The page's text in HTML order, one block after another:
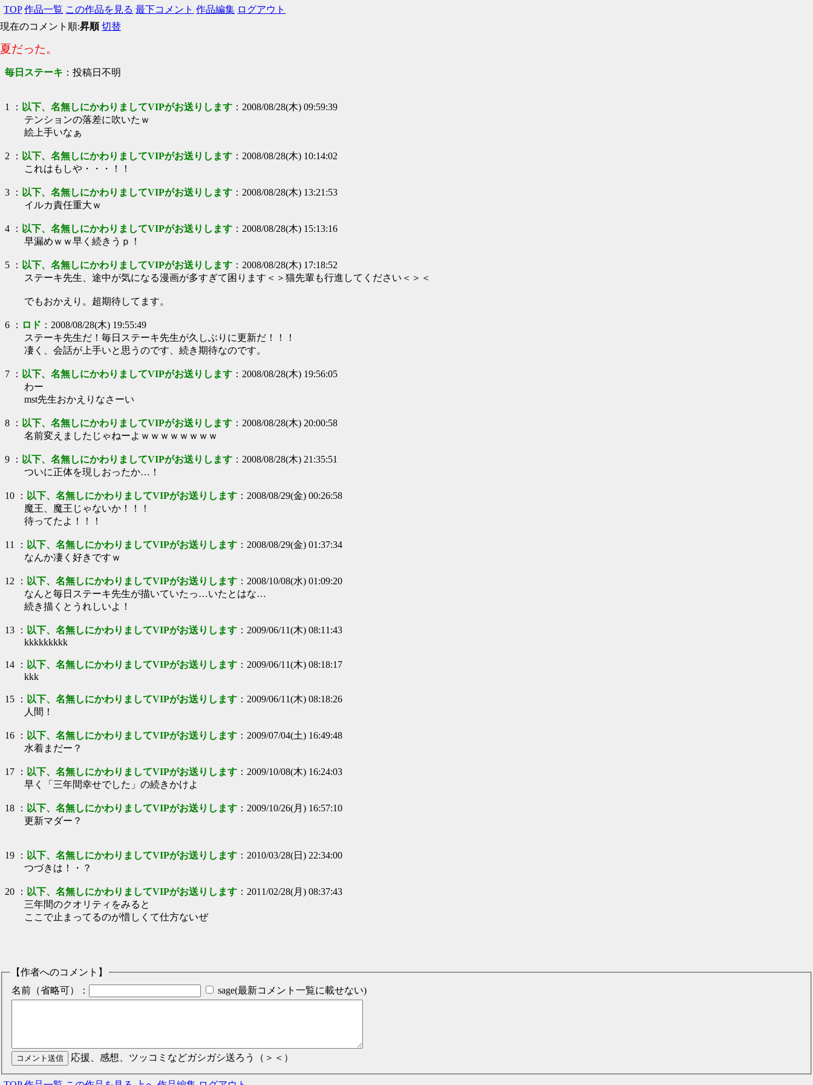
TOP 作品一覧 この作品を見る 最下コメント 作品編集 ログアウト
現在のコメント順:昇順 切替
夏だった。
毎日ステーキ ： 投稿日不明
1 ： 以下、名無しにかわりましてVIPがお送りします ： 2008/08/28(木) 09:59:39
テンションの落差に吹いたｗ
絵上手いなぁ
2 ： 以下、名無しにかわりましてVIPがお送りします ： 2008/08/28(木) 10:14:02
これはもしや・・・！！
3 ： 以下、名無しにかわりましてVIPがお送りします ： 2008/08/28(木) 13:21:53
イルカ責任重大ｗ
4 ： 以下、名無しにかわりましてVIPがお送りします ： 2008/08/28(木) 15:13:16
早漏めｗｗ早く続きうｐ！
5 ： 以下、名無しにかわりましてVIPがお送りします ： 2008/08/28(木) 17:18:52
ステーキ先生、途中が気になる漫画が多すぎて困ります＜＞猫先輩も行進してください＜＞＜
でもおかえり。超期待してます。
6 ： ロド ： 2008/08/28(木) 19:55:49
ステーキ先生だ！毎日ステーキ先生が久しぶりに更新だ！！！
凄く、会話が上手いと思うのです、続き期待なのです。
7 ： 以下、名無しにかわりましてVIPがお送りします ： 2008/08/28(木) 19:56:05
わー
mst先生おかえりなさーい
8 ： 以下、名無しにかわりましてVIPがお送りします ： 2008/08/28(木) 20:00:58
名前変えましたじゃねーよｗｗｗｗｗｗｗｗ
9 ： 以下、名無しにかわりましてVIPがお送りします ： 2008/08/28(木) 21:35:51
ついに正体を現しおったか…！
10 ： 以下、名無しにかわりましてVIPがお送りします ： 2008/08/29(金) 00:26:58
魔王、魔王じゃないか！！！
待ってたよ！！！
11 ： 以下、名無しにかわりましてVIPがお送りします ： 2008/08/29(金) 01:37:34
なんか凄く好きですｗ
12 ： 以下、名無しにかわりましてVIPがお送りします ： 2008/10/08(水) 01:09:20
なんと毎日ステーキ先生が描いていたっ…いたとはな…
続き描くとうれしいよ！
13 ： 以下、名無しにかわりましてVIPがお送りします ： 2009/06/11(木) 08:11:43
kkkkkkkkk
14 ： 以下、名無しにかわりましてVIPがお送りします ： 2009/06/11(木) 08:18:17
kkk
15 ： 以下、名無しにかわりましてVIPがお送りします ： 2009/06/11(木) 08:18:26
人間！
16 ： 以下、名無しにかわりましてVIPがお送りします ： 2009/07/04(土) 16:49:48
水着まだー？
17 ： 以下、名無しにかわりましてVIPがお送りします ： 2009/10/08(木) 16:24:03
早く「三年間幸せでした」の続きかけよ
18 ： 以下、名無しにかわりましてVIPがお送りします ： 2009/10/26(月) 16:57:10
更新マダー？
19 ： 以下、名無しにかわりましてVIPがお送りします ： 2010/03/28(日) 22:34:00
つづきは！・？
20 ： 以下、名無しにかわりましてVIPがお送りします ： 2011/02/28(月) 08:37:43
三年間のクオリティをみると
ここで止まってるのが惜しくて仕方ないぜ
【作者へのコメント】
名前（省略可）：
sage(最新コメント一覧に載せない)
応援、感想、ツッコミなどガシガシ送ろう（＞＜）